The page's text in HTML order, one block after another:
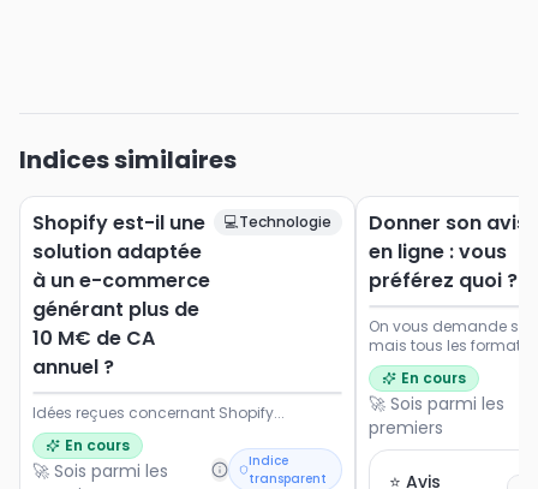
Indices similaires
Shopify est-il une
solution adaptée
à un e-commerce
générant plus de
10 M€ de CA
annuel ?
💻Technologie
Idées reçues concernant Shopify...
En cours
🚀 Sois parmi les
Indice
transparent
Donner son avis
en ligne : vous
préférez quoi ?
On vous demande
mais tous les formats
Dites-nous ce qui
envie de participer.
En cours
🚀 Sois parmi les
premiers
⭐ Avis